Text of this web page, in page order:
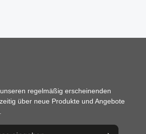
regelmäßig erscheinenden
über neue Produkte und Angebote